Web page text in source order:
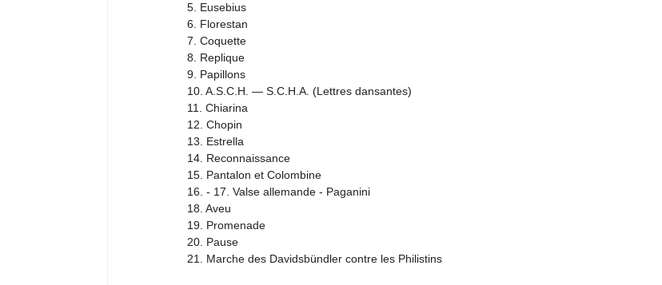
5. Eusebius
6. Florestan
7. Coquette
8. Replique
9. Papillons
10. A.S.C.H. — S.C.H.A. (Lettres dansantes)
11. Chiarina
12. Chopin
13. Estrella
14. Reconnaissance
15. Pantalon et Colombine
16. - 17. Valse allemande - Paganini
18. Aveu
19. Promenade
20. Pause
21. Marche des Davidsbündler contre les Philistins